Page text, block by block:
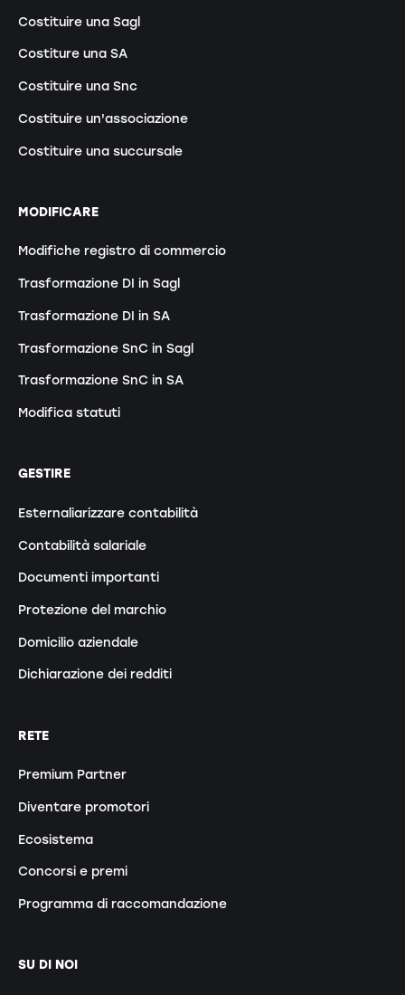
Costituire una Sagl
Costiture una SA
Costituire una Snc
Costituire un'associazione
Costituire una succursale
MODIFICARE
Modifiche registro di commercio
Trasformazione DI in Sagl
Trasformazione DI in SA
Trasformazione SnC in Sagl
Trasformazione SnC in SA
Modifica statuti
GESTIRE
Esternaliarizzare contabilità
Contabilità salariale
Documenti importanti
Protezione del marchio
Domicilio aziendale
Dichiarazione dei redditi
RETE
Premium Partner
Diventare promotori
Ecosistema
Concorsi e premi
Programma di raccomandazione
SU DI NOI